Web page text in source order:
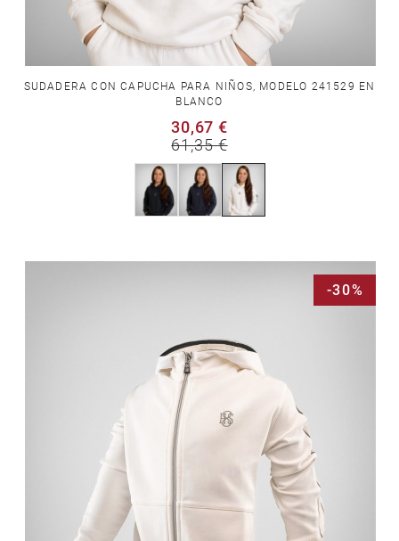
SUDADERA CON CAPUCHA PARA NIÑOS, MODELO 241529 EN
BLANCO
30,67 €
61,35 €
-30%